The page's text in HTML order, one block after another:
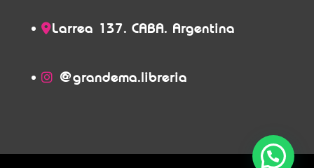
Larrea 137. CABA. Argentina
@grandema.libreria